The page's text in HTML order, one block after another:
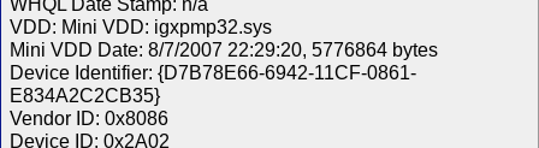
VDD: Mini VDD: igxpmp32.sys
Mini VDD Date: 8/7/2007 22:29:20, 5776864 bytes
Device Identifier: {D7B78E66-6942-11CF-0861-
E834A2C2CB35}
Vendor ID: 0x8086
Device ID: 0x2A02